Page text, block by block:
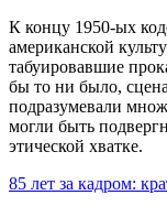
К концу 1950-ых
американской
табуировавшие
бы то ни было,
подразумевали
могли быть
этической хватке.
85 лет за кадром: